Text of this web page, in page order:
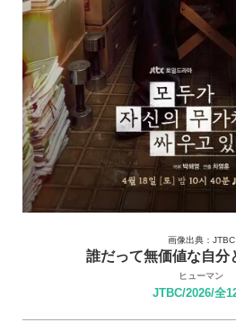
画像出典：JTBC
誰だって無価値な自分
ヒューマン
JTBC/2026/全